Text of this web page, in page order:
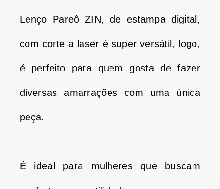
Lenço Pareô ZIN, de estampa digital,
com corte a laser é super versátil, logo,
é perfeito para quem gosta de fazer
diversas amarrações com uma única
peça.
É ideal para mulheres que buscam